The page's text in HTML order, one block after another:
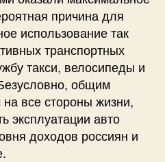
причина для
использование так
транспортных
такси, велосипеды и
общим
все стороны жизни,
эксплуатации авто
доходов россиян и